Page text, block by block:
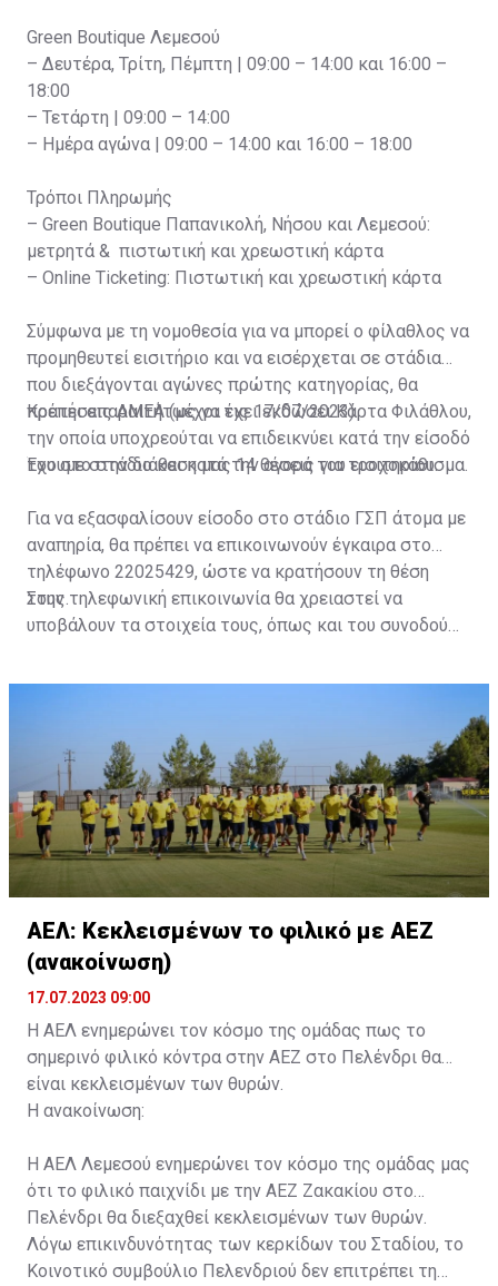
Green Boutique Λεμεσού
– Δευτέρα, Τρίτη, Πέμπτη | 09:00 – 14:00 και 16:00 –
18:00
– Τετάρτη | 09:00 – 14:00
– Ημέρα αγώνα | 09:00 – 14:00 και 16:00 – 18:00
Τρόποι Πληρωμής
– Green Boutique Παπανικολή, Νήσου και Λεμεσού:
μετρητά & πιστωτική και χρεωστική κάρτα
– Online Ticketing: Πιστωτική και χρεωστική κάρτα
Σύμφωνα με τη νομοθεσία για να μπορεί ο φίλαθλος να
προμηθευτεί εισιτήριο και να εισέρχεται σε στάδια
που διεξάγονται αγώνες πρώτης κατηγορίας, θα
πρέπει απαραιτήτως να έχει εκδώσει Κάρτα Φιλάθλου,
την οποία υποχρεούται να επιδεικνύει κατά την είσοδό
του στο στάδιο και κατά την αγορά του εισιτηρίου.
Κρατήσεις ΑΜΕΑ (μέχρι τις 17/07/2023)
Έχουμε στην διάθεση μας 14 θέσεις για τροχοκάθισμα.
Για να εξασφαλίσουν είσοδο στο στάδιο ΓΣΠ άτομα με
αναπηρία, θα πρέπει να επικοινωνούν έγκαιρα στο
τηλέφωνο 22025429, ώστε να κρατήσουν τη θέση
τους.
Στην τηλεφωνική επικοινωνία θα χρειαστεί να
υποβάλουν τα στοιχεία τους, όπως και του συνοδού
ονοματεπώνυμο, αριθμός πινακίδας αυτοκινήτου,
ΑΕΛ: Κεκλεισμένων το φιλικό με ΑΕΖ
(ανακοίνωση)
17.07.2023 09:00
Η ΑΕΛ ενημερώνει τον κόσμο της ομάδας πως το
σημερινό φιλικό κόντρα στην ΑΕΖ στο Πελένδρι θα
είναι κεκλεισμένων των θυρών.
Η ανακοίνωση:
Η ΑΕΛ Λεμεσού ενημερώνει τον κόσμο της ομάδας μας
ότι το φιλικό παιχνίδι με την ΑΕΖ Ζακακίου στο
Πελένδρι θα διεξαχθεί κεκλεισμένων των θυρών.
Λόγω επικινδυνότητας των κερκίδων του Σταδίου, το
Κοινοτικό συμβούλιο Πελενδριού δεν επιτρέπει τη